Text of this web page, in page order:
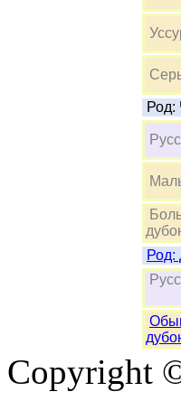
Род:
Copyright